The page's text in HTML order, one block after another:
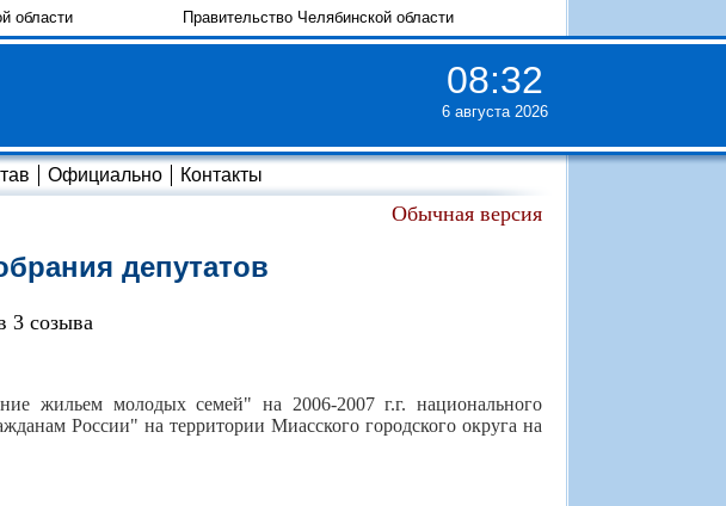
области Правительство Челябинской области
08:32
6 августа 2026
Официально Контакты
Обычная версия
депутатов
3 созыва
жильем молодых семей" на 2006-2007 г.г. национального
России" на территории Миасского городского округа на